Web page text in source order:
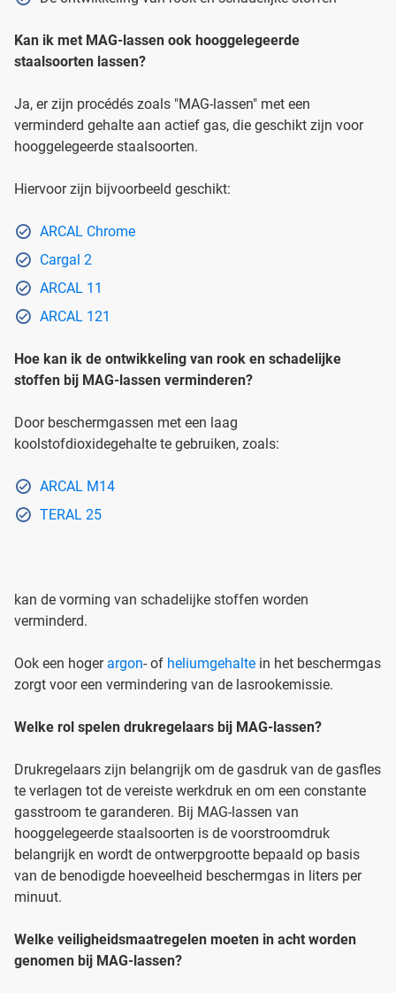
Kan ik met MAG-lassen ook hooggelegeerde
staalsoorten lassen?
Ja, er zijn procédés zoals "MAG-lassen" met een
verminderd gehalte aan actief gas, die geschikt zijn voor
hooggelegeerde staalsoorten.
Hiervoor zijn bijvoorbeeld geschikt:
ARCAL Chrome
Cargal 2
ARCAL 11
ARCAL 121
Hoe kan ik de ontwikkeling van rook en schadelijke
stoffen bij MAG-lassen verminderen?
Door beschermgassen met een laag
koolstofdioxidegehalte te gebruiken, zoals:
ARCAL M14
TERAL 25
kan de vorming van schadelijke stoffen worden
verminderd.
Ook een hoger argon- of heliumgehalte in het beschermgas
zorgt voor een vermindering van de lasrookemissie.
Welke rol spelen drukregelaars bij MAG-lassen?
Drukregelaars zijn belangrijk om de gasdruk van de gasfles
te verlagen tot de vereiste werkdruk en om een constante
gasstroom te garanderen. Bij MAG-lassen van
hooggelegeerde staalsoorten is de voorstroomdruk
belangrijk en wordt de ontwerpgrootte bepaald op basis
van de benodigde hoeveelheid beschermgas in liters per
minuut.
Welke veiligheidsmaatregelen moeten in acht worden
genomen bij MAG-lassen?